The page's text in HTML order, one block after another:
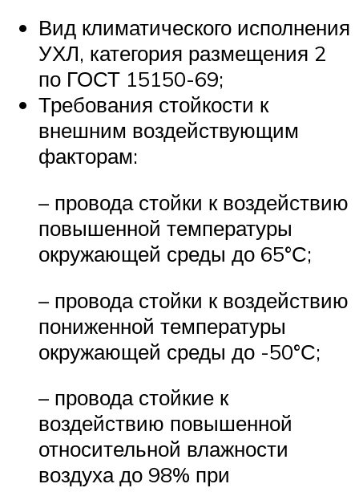
Вид климатического исполнения
УХЛ, категория размещения 2
по ГОСТ 15150-69;
Требования стойкости к
внешним воздействующим
факторам:
– провода стойки к воздействию
повышенной температуры
окружающей среды до 65°С;
– провода стойки к воздействию
пониженной температуры
окружающей среды до -50°С;
– провода стойкие к
воздействию повышенной
относительной влажности
воздуха до 98% при